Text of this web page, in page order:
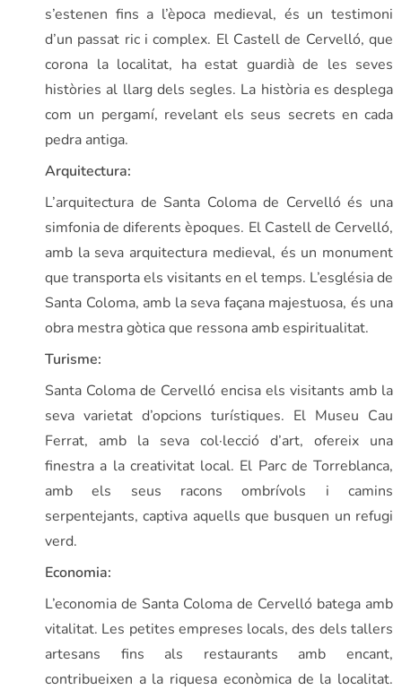
s’estenen fins a l’època medieval, és un testimoni
d’un passat ric i complex. El Castell de Cervelló, que
corona la localitat, ha estat guardià de les seves
històries al llarg dels segles. La història es desplega
com un pergamí, revelant els seus secrets en cada
pedra antiga.
Arquitectura:
L’arquitectura de Santa Coloma de Cervelló és una
simfonia de diferents èpoques. El Castell de Cervelló,
amb la seva arquitectura medieval, és un monument
que transporta els visitants en el temps. L’església de
Santa Coloma, amb la seva façana majestuosa, és una
obra mestra gòtica que ressona amb espiritualitat.
Turisme:
Santa Coloma de Cervelló encisa els visitants amb la
seva varietat d’opcions turístiques. El Museu Cau
Ferrat, amb la seva col·lecció d’art, ofereix una
finestra a la creativitat local. El Parc de Torreblanca,
amb els seus racons ombrívols i camins
serpentejants, captiva aquells que busquen un refugi
verd.
Economia:
L’economia de Santa Coloma de Cervelló batega amb
vitalitat. Les petites empreses locals, des dels tallers
artesans fins als restaurants amb encant,
contribueixen a la riquesa econòmica de la localitat.